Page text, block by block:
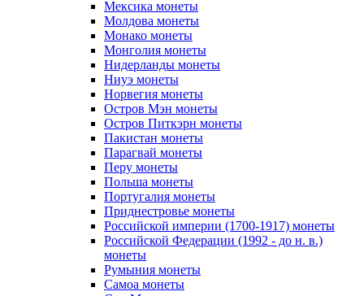
Мексика монеты
Молдова монеты
Монако монеты
Монголия монеты
Нидерланды монеты
Ниуэ монеты
Норвегия монеты
Остров Мэн монеты
Остров Питкэрн монеты
Пакистан монеты
Парагвай монеты
Перу монеты
Польша монеты
Португалия монеты
Приднестровье монеты
Российской империи (1700-1917) монеты
Российской Федерации (1992 - до н. в.)
монеты
Румыния монеты
Самоа монеты